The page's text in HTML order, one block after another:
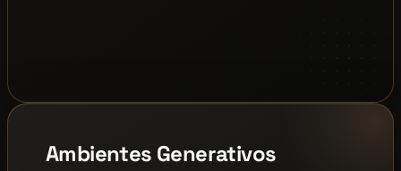
Ambientes Generativos